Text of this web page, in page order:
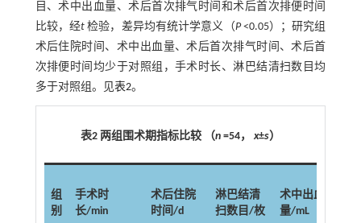
目、术中出血量、术后首次排气时间和术后首次排便时间
比较，经t 检验，差异均有统计学意义（P<0.05）；研究组
术后住院时间、术中出血量、术后首次排气时间、术后首
次排便时间均少于对照组，手术时长、淋巴结清扫数目均
多于对照组。见表2。
表2 两组围术期指标比较 （n=54， x±s）
组
别
手术时
长/min
术后住院
时间/d
淋巴结清
扫数目/枚
术中出血
量/mL